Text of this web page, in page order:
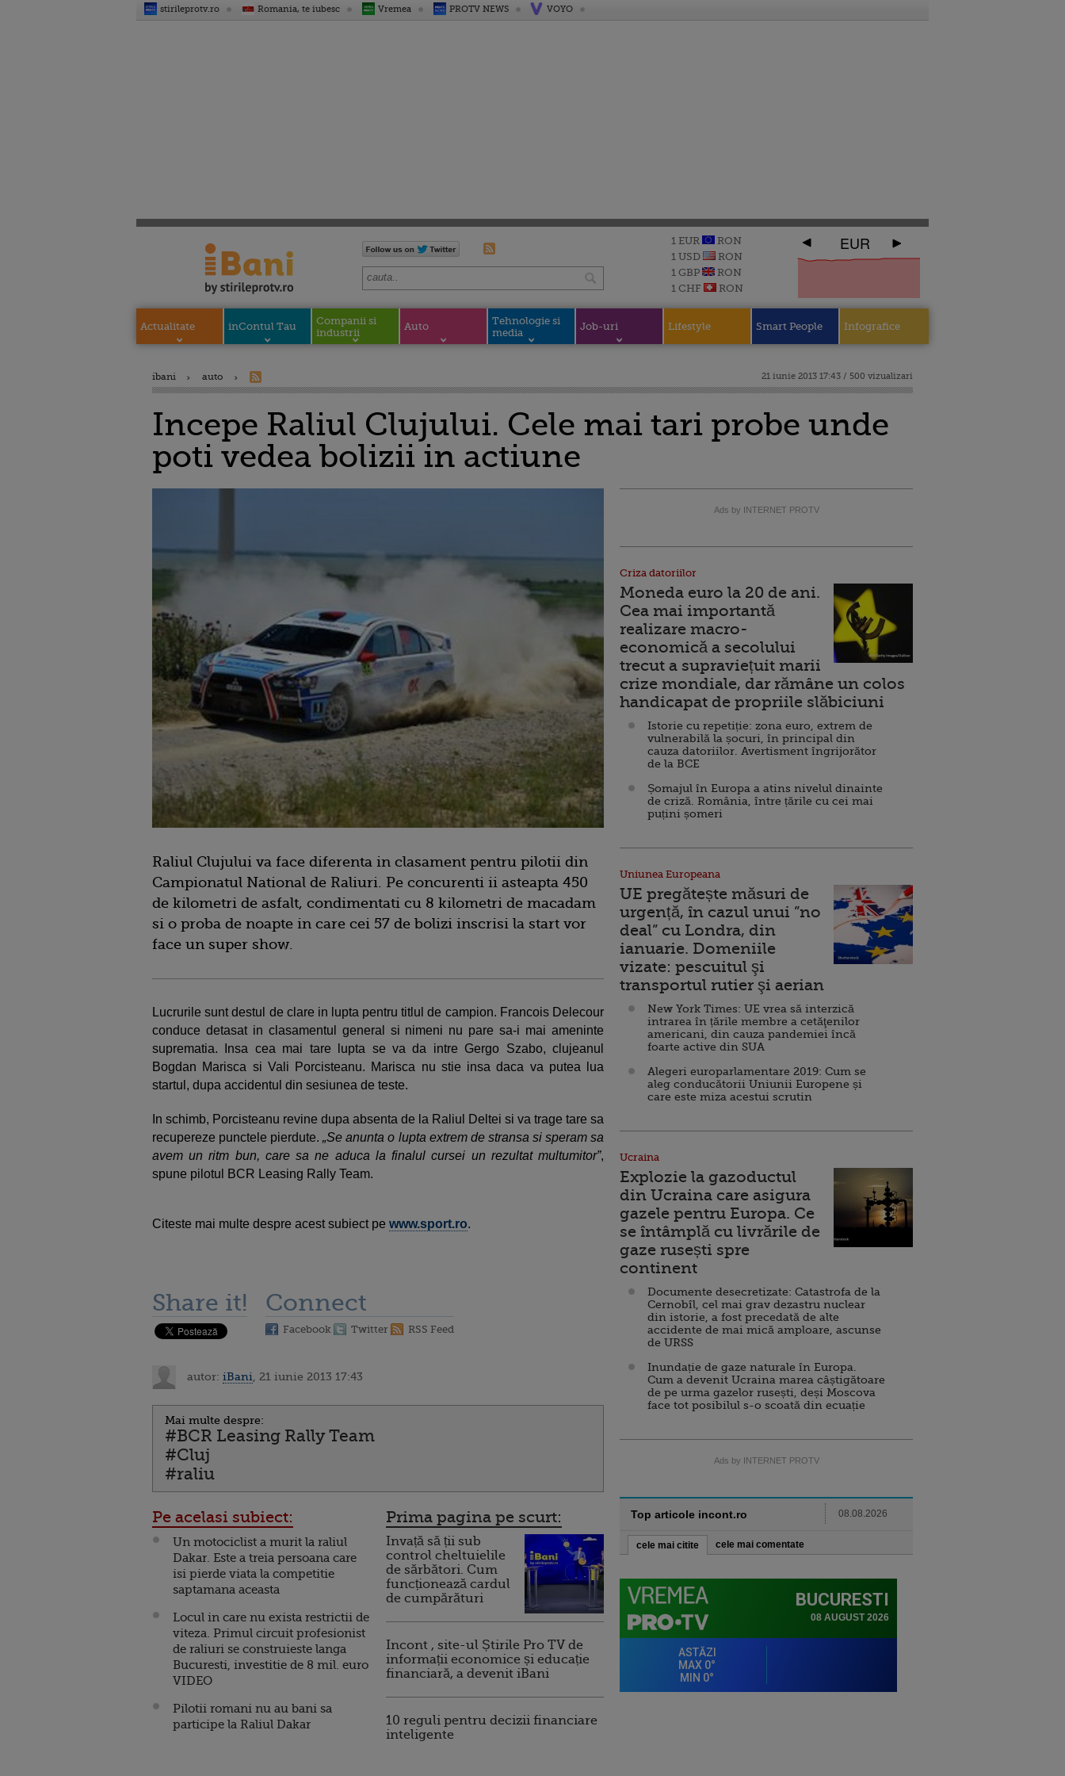
stirileprotv.ro Romania, te iubesc Vremea PROTV NEWS VOYO
1 EUR
RON
1 USD
RON
1 GBP
RON
1 CHF
RON
EUR
Actualitate inContul Tau
Companii si
industrii
Auto
Tehnologie si
media
Job-uri Lifestyle Smart People Infografice
ibani auto 21 iunie 2013 17:43 / 500 vizualizari
Incepe Raliul Clujului. Cele mai tari probe unde
poti vedea bolizii in actiune
Raliul Clujului va face diferenta in clasament pentru pilotii din
Campionatul National de Raliuri. Pe concurenti ii asteapta 450
de kilometri de asfalt, condimentati cu 8 kilometri de macadam
si o proba de noapte in care cei 57 de bolizi inscrisi la start vor
face un super show.
Lucrurile sunt destul de clare in lupta pentru titlul de campion. Francois Delecour
conduce detasat in clasamentul general si nimeni nu pare sa-i mai ameninte
suprematia. Insa cea mai tare lupta se va da intre Gergo Szabo, clujeanul
Bogdan Marisca si Vali Porcisteanu. Marisca nu stie insa daca va putea lua
startul, dupa accidentul din sesiunea de teste.
In schimb, Porcisteanu revine dupa absenta de la Raliul Deltei si va trage tare sa
recupereze punctele pierdute.„Se anunta o lupta extrem de stransa si speram sa
avem un ritm bun, care sa ne aduca la finalul cursei un rezultat multumitor”,
spune pilotul BCR Leasing Rally Team.
Citeste mai multe despre acest subiect pe www.sport.ro.
Share it! Connect
Facebook Twitter RSS Feed
autor: iBani , 21 iunie 2013 17:43
Mai multe despre:
#BCR Leasing Rally Team
#Cluj
#raliu
Pe acelasi subiect:
Un motociclist a murit la raliul
Dakar. Este a treia persoana care
isi pierde viata la competitie
saptamana aceasta
Locul in care nu exista restrictii de
viteza. Primul circuit profesionist
de raliuri se construieste langa
Bucuresti, investitie de 8 mil. euro
VIDEO
Pilotii romani nu au bani sa
participe la Raliul Dakar
Prima pagina pe scurt:
Invață să ții sub
control cheltuielile
de sărbători. Cum
funcționează cardul
de cumpărături
Incont , site-ul Știrile Pro TV de
informații economice și educație
financiară, a devenit iBani
10 reguli pentru decizii financiare
inteligente
Ads by INTERNET PROTV
Criza datoriilor
Moneda euro la 20 de ani.
Cea mai importantă
realizare macro-
economică a secolului
trecut a supraviețuit marii
crize mondiale, dar rămâne un colos
handicapat de propriile slăbiciuni
Istorie cu repetiție: zona euro, extrem de
vulnerabilă la șocuri, în principal din
cauza datoriilor. Avertisment îngrijorător
de la BCE
Șomajul în Europa a atins nivelul dinainte
de criză. România, între țările cu cei mai
puțini șomeri
Uniunea Europeana
UE pregătește măsuri de
urgență, în cazul unui ”no
deal” cu Londra, din
ianuarie. Domeniile
vizate: pescuitul şi
transportul rutier şi aerian
New York Times: UE vrea să interzică
intrarea în țările membre a cetăţenilor
americani, din cauza pandemiei încă
foarte active din SUA
Alegeri europarlamentare 2019: Cum se
aleg conducătorii Uniunii Europene și
care este miza acestui scrutin
Ucraina
Explozie la gazoductul
din Ucraina care asigura
gazele pentru Europa. Ce
se întâmplă cu livrările de
gaze rusești spre
continent
Documente desecretizate: Catastrofa de la
Cernobîl, cel mai grav dezastru nuclear
din istorie, a fost precedată de alte
accidente de mai mică amploare, ascunse
de URSS
Inundație de gaze naturale în Europa.
Cum a devenit Ucraina marea câștigătoare
de pe urma gazelor rusești, deși Moscova
face tot posibilul s-o scoată din ecuație
Ads by INTERNET PROTV
Top articole incont.ro 08.08.2026
cele mai citite cele mai comentate